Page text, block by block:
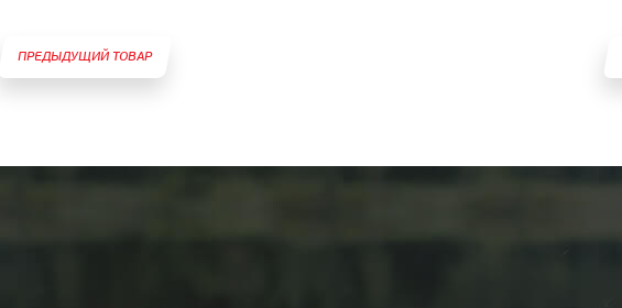
ПРЕДЫДУЩИЙ ТОВАР